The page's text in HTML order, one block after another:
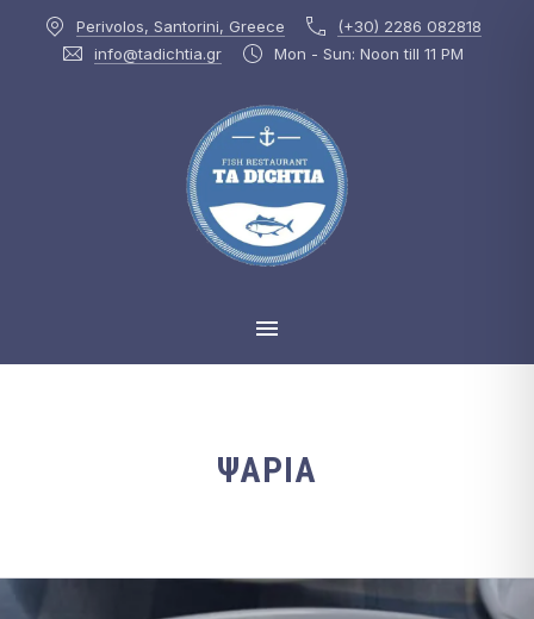
Perivolos, Santorini, Greece
(+30) 2286 082818
info@tadichtia.gr
Mon - Sun: Noon till 11 PM
MAIN NAVIGATION
ΨΑΡΙΑ